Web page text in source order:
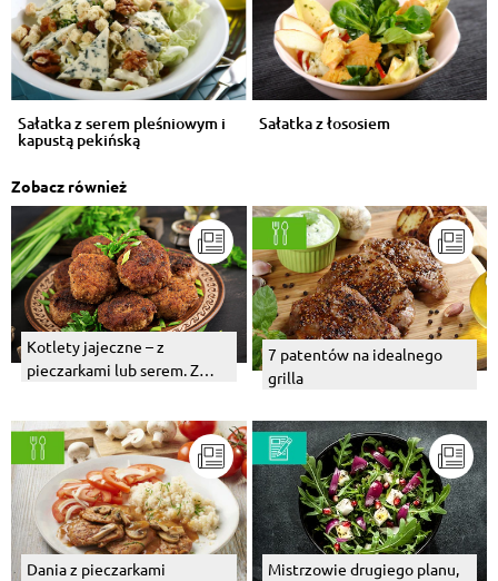
Sałatka z serem pleśniowym i
kapustą pekińską
Sałatka z łososiem
Zobacz również
Kotlety jajeczne – z
pieczarkami lub serem. Z
7 patentów na idealnego
grilla
Dania z pieczarkami
Mistrzowie drugiego planu,